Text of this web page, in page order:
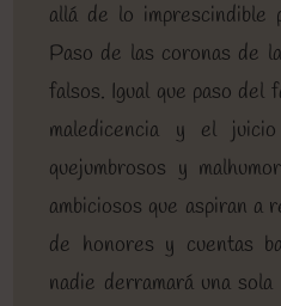
allá de lo imprescindible
Paso de las coronas de
falsos. Igual que paso del
maledicencia y el
quejumbrosos y
ambiciosos que aspiran a
de honores y cuentas
nadie derramará una